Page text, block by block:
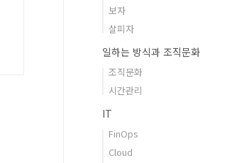
보자
살피자
일하는 방식과 조직문화
조직문화
시간관리
IT
FinOps
Cloud